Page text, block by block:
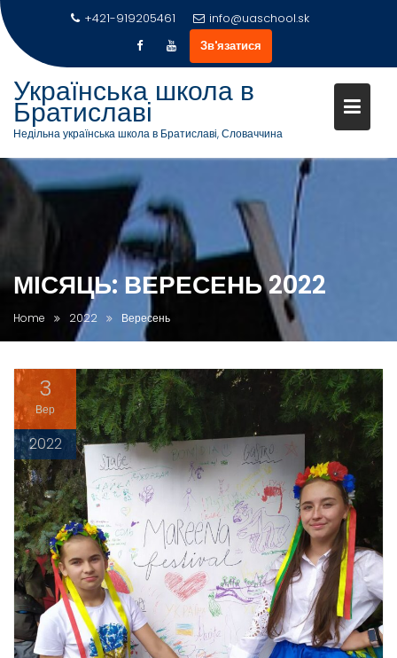
Skip
+421-919205461
info@uaschool.sk
Зв'язатися
Українська школа в
Братиславі
Недільна українська школа в Братиславі, Словаччина
МІСЯЦЬ: ВЕРЕСЕНЬ 2022
Home 2022 Вересень
3
Вер
2022